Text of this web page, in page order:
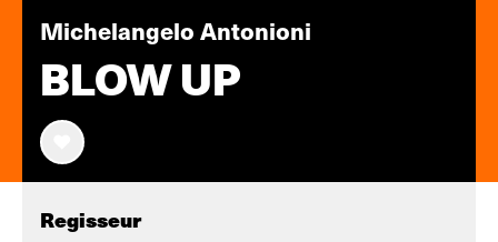
Michelangelo Antonioni
BLOW UP
Regisseur